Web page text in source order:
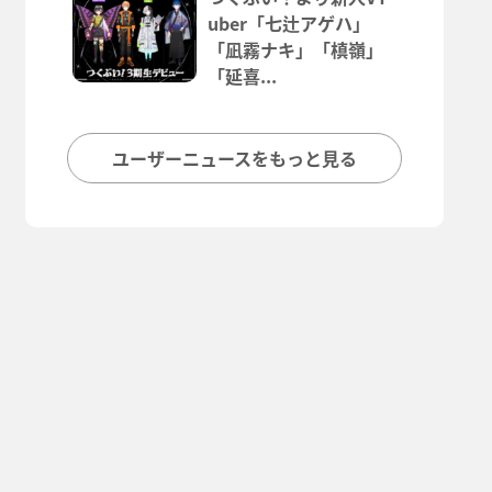
uber「七辻アゲハ」
「凪霧ナキ」「槙嶺」
「延喜...
ユーザーニュースをもっと見る